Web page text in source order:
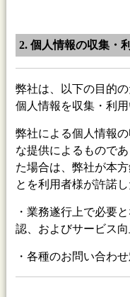
2. 個人情報の収集・
弊社は、以下の目的
個人情報を収集・利用
弊社による個人情報
な提供によるもので
た場合は、弊社が本
とを利用者様が許諾し
・業務遂行上で必要
認、およびサービス
・各種のお問い合わ